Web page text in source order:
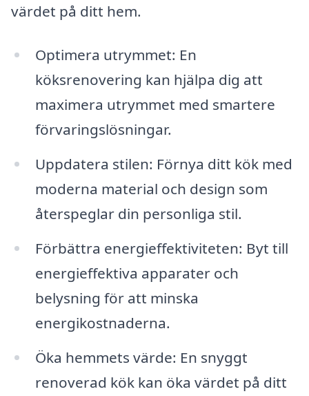
värdet på ditt hem.
Optimera utrymmet: En
köksrenovering kan hjälpa dig att
maximera utrymmet med smartere
förvaringslösningar.
Uppdatera stilen: Förnya ditt kök med
moderna material och design som
återspeglar din personliga stil.
Förbättra energieffektiviteten: Byt till
energieffektiva apparater och
belysning för att minska
energikostnaderna.
Öka hemmets värde: En snyggt
renoverad kök kan öka värdet på ditt